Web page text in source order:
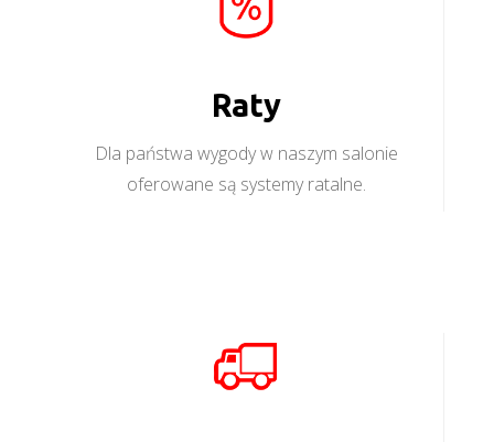
Raty
Dla państwa wygody w naszym salonie
oferowane są systemy ratalne.